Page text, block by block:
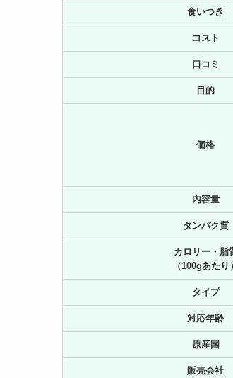
食いつき
コスト
口コミ
目的
価格
内容量
タンパク質
カロリー・脂
（100gあたり）
タイプ
対応年齢
原産国
販売会社